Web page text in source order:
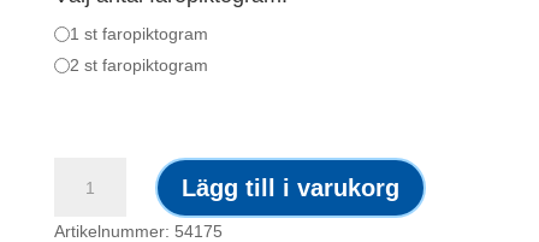
1 st faropiktogram
2 st faropiktogram
Spec.
Lägg till i varukorg
Artikelnummer: 54175